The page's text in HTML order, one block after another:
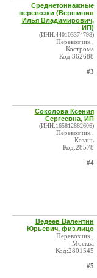
Cреднетоннажные
перевозки (Вершинин
Илья Владимирович,
ИП)
(ИНН:440103374798)
Перевозчик ,
Кострома
Код:362688
#3
Соколова Ксения
Сергеевна, ИП
(ИНН:165812882606)
Перевозчик ,
Казань
Код:28578
#4
Ведеев Валентин
Юрьевич, физ.лицо
Перевозчик ,
Москва
Код:2801545
#5